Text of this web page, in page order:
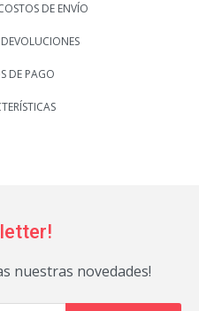
DE ENVÍO
DE PAGO
nuestras novedades!